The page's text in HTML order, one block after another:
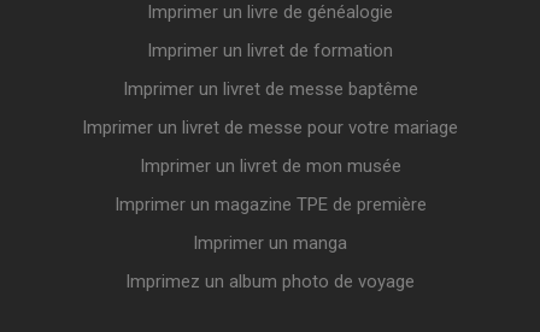
Imprimer un livre de généalogie
Imprimer un livret de formation
Imprimer un livret de messe baptême
Imprimer un livret de messe pour votre mariage
Imprimer un livret de mon musée
Imprimer un magazine TPE de première
Imprimer un manga
Imprimez un album photo de voyage